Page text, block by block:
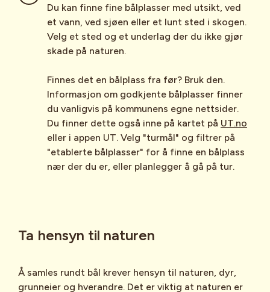
Du kan finne fine bålplasser med utsikt, ved
et vann, ved sjøen eller et lunt sted i skogen.
Velg et sted og et underlag der du ikke gjør
skade på naturen.
Finnes det en bålplass fra før? Bruk den.
Informasjon om godkjente bålplasser finner
du vanligvis på kommunens egne nettsider.
Du finner dette også inne på kartet på UT.no
eller i appen UT. Velg "turmål" og filtrer på
"etablerte bålplasser" for å finne en bålplass
nær der du er, eller planlegger å gå på tur.
Ta hensyn til naturen
Å samles rundt bål krever hensyn til naturen, dyr,
grunneier og hverandre. Det er viktig at naturen er